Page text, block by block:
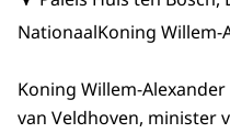
NationaalKoning Willem-
Koning Willem-
van Veldhoven, minister